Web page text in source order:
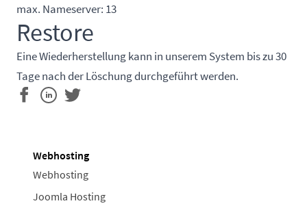
max. Nameserver: 13
Restore
Eine Wiederherstellung kann in unserem System bis zu 30
Tage nach der Löschung durchgeführt werden.
Webhosting
Webhosting
Joomla Hosting